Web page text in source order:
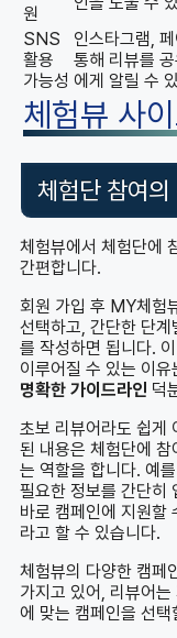
원
SNS
활용
가능성
인스타그램,
통해 리뷰를
에게 알릴 수
체험뷰 사
체험단 참여의
체험뷰에서 체험단에
간편합니다.
회원 가입 후 MY체험
선택하고, 간단한 단계
를 작성하면 됩니다.
이루어질 수 있는 이
명확한 가이드라인 덕
초보 리뷰어라도 쉽게
된 내용은 체험단에
는 역할을 합니다. 예
필요한 정보를 간단히
바로 캠페인에 지원할
라고 할 수 있습니다.
체험뷰의 다양한 캠페
가지고 있어, 리뷰어
에 맞는 캠페인을 선택